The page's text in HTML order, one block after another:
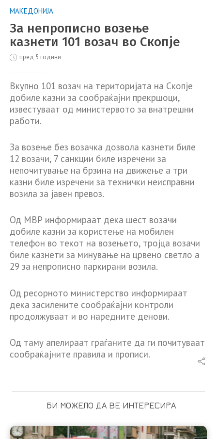
МАКЕДОНИЈА
За непрописно возење
казнети 101 возач во Скопје
пред 5 години
Вкупно 101 возач на територијата на Скопје
добиле казни за сообраќајни прекршоци,
известуваат од министервото за внатрешни
работи.
За возење без возачка дозвола казнети биле
12 возачи, 7 санкции биле изречени за
непочитување на брзина на движење а три
казни биле изречени за технички неисправни
возила за јавен превоз.
Од МВР информираат дека шест возачи
добиле казни за користење на мобилен
телефон во текот на возењето, тројца возачи
биле казнети за минување на црвено светло а
29 за непрописно паркирани возила.
Од ресорното министерство информираат
дека засилените сообраќајни контроли
продолжуваат и во наредните денови.
Од таму апелираат граѓаните да ги почитуваат
сообраќајните правила и прописи.
БИ МОЖЕЛО ДА ВЕ ИНТЕРЕСИРА